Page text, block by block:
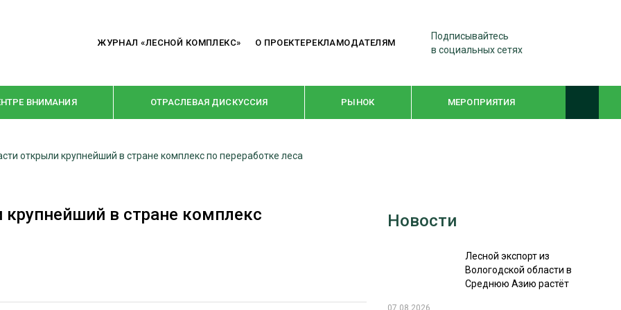
ЖУРНАЛ «ЛЕСНОЙ КОМПЛЕКС» О ПРОЕКТЕРЕКЛАМОДАТЕЛЯМ
Подписывайтесь
в социальных сетях
ВНИМАНИЯ ОТРАСЛЕВАЯ ДИСКУССИЯ РЫНОК МЕРОПРИЯТИЯ
РУБРИКИ
КРУПНЫМ ПЛАНОМ WOODEX-2021
СУШКА ДРЕВЕСИНЫ
открыли крупнейший в стране комплекс по переработке леса
в стране комплекс
Новости
Лесной экспорт из
Вологодской области в
Среднюю Азию растёт
07.08.2026